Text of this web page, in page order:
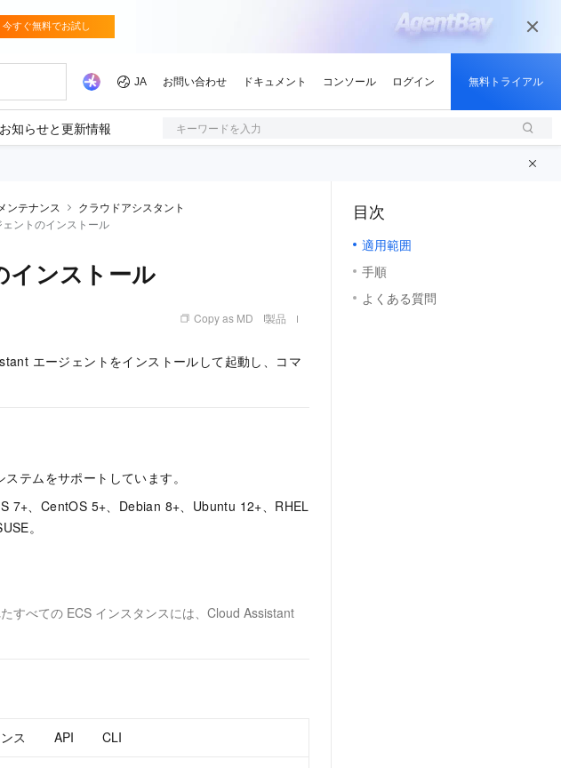
お知らせと更新情報 キーワードを入力
ンテナンス
クラウドアシスタント
ントのインストール
ンストール
Copy as MD 製品
エージェントをインストールして起動し、コマ
テムをサポートしています。
7+、CentOS 5+、Debian 8+、Ubuntu 12+、RHEL
。
すべての ECS インスタンスには、Cloud Assistant
ス API CLI
目次
適用範囲
手順
よくある質問